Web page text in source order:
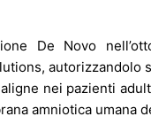
De Novo
autorizzandolo
nei pazienti
amniotica umana